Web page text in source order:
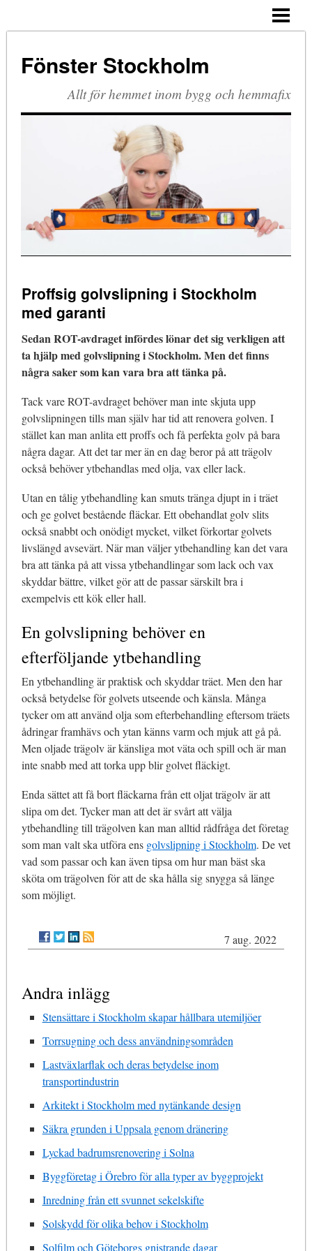
TRÄ OCH ALUMINIUM
Fönster Stockholm
Allt för hemmet inom bygg och hemmafix
Proffsig golvslipning i Stockholm
med garanti
Sedan ROT-avdraget infördes lönar det sig verkligen att
ta hjälp med golvslipning i Stockholm. Men det finns
några saker som kan vara bra att tänka på.
Tack vare ROT-avdraget behöver man inte skjuta upp
golvslipningen tills man själv har tid att renovera golven. I
stället kan man anlita ett proffs och få perfekta golv på bara
några dagar. Att det tar mer än en dag beror på att trägolv
också behöver ytbehandlas med olja, vax eller lack.
Utan en tålig ytbehandling kan smuts tränga djupt in i träet
och ge golvet bestående fläckar. Ett obehandlat golv slits
också snabbt och onödigt mycket, vilket förkortar golvets
livslängd avsevärt. När man väljer ytbehandling kan det vara
bra att tänka på att vissa ytbehandlingar som lack och vax
skyddar bättre, vilket gör att de passar särskilt bra i
exempelvis ett kök eller hall.
En golvslipning behöver en
efterföljande ytbehandling
En ytbehandling är praktisk och skyddar träet. Men den har
också betydelse för golvets utseende och känsla. Många
tycker om att använd olja som efterbehandling eftersom träets
ådringar framhävs och ytan känns varm och mjuk att gå på.
Men oljade trägolv är känsliga mot väta och spill och är man
inte snabb med att torka upp blir golvet fläckigt.
Enda sättet att få bort fläckarna från ett oljat trägolv är att
slipa om det. Tycker man att det är svårt att välja
ytbehandling till trägolven kan man alltid rådfråga det företag
som man valt ska utföra ens golvslipning i Stockholm. De vet
vad som passar och kan även tipsa om hur man bäst ska
sköta om trägolven för att de ska hålla sig snygga så länge
som möjligt.
7 aug. 2022
Andra inlägg
Stensättare i Stockholm skapar hållbara utemiljöer
Torrsugning och dess användningsområden
Lastväxlarflak och deras betydelse inom
transportindustrin
Arkitekt i Stockholm med nytänkande design
Säkra grunden i Uppsala genom dränering
Lyckad badrumsrenovering i Solna
Byggföretag i Örebro för alla typer av byggprojekt
Inredning från ett svunnet sekelskifte
Solskydd för olika behov i Stockholm
Solfilm och Göteborgs gnistrande dagar